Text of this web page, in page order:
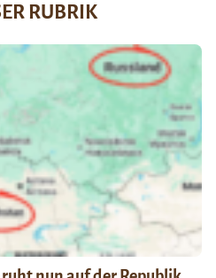
RUBRIK